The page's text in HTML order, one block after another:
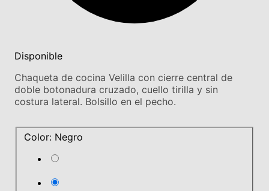
Disponible
Chaqueta de cocina Velilla con cierre central de
doble botonadura cruzado, cuello tirilla y sin
costura lateral. Bolsillo en el pecho.
Color: Negro